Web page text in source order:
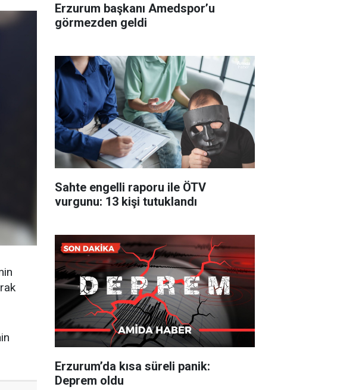
Erzurum başkanı Amedspor’u
görmezden geldi
Sahte engelli raporu ile ÖTV
vurgunu: 13 kişi tutuklandı
Erzurum’da kısa süreli panik:
Deprem oldu